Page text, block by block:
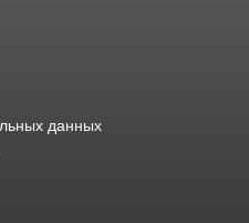
данных